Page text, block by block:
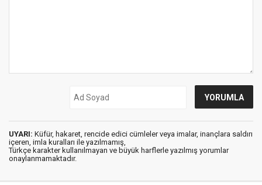
UYARI: Küfür, hakaret, rencide edici cümleler veya imalar, inançlara saldırı
içeren, imla kuralları ile yazılmamış,
Türkçe karakter kullanılmayan ve büyük harflerle yazılmış yorumlar
onaylanmamaktadır.